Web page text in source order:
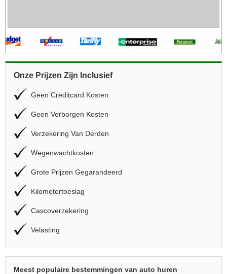
Onze Prijzen Zijn Inclusief
Geen Creditcard Kosten
Geen Verborgen Kosten
Verzekering Van Derden
Wegenwachtkosten
Grote Prijzen Gegarandeerd
Kilometertoeslag
Cascoverzekering
Velasting
Meest populaire bestemmingen van auto huren